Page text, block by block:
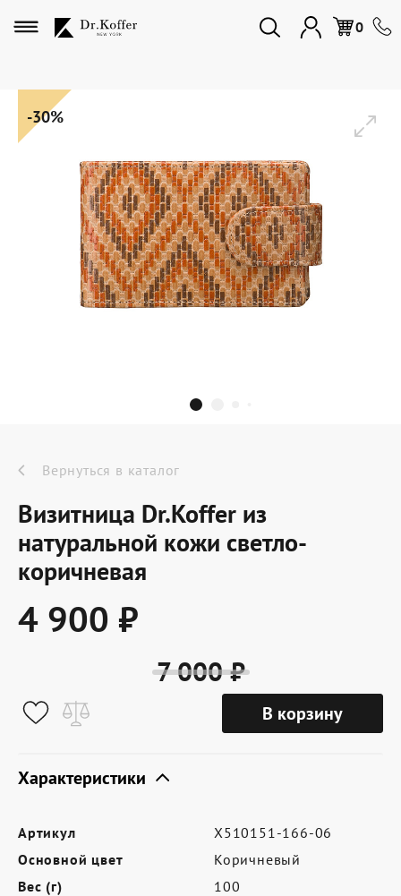
0
Избранное
Дорожная коллекция
Мужская коллекция
Женская коллекция
Подарки и сувениры
Dr.Koffer Outlet
Новинки
Акции
Условия доставки
Сертификат Dr.Koffer
Партнерам
Контакты
-30%
Вернуться в каталог
Визитница Dr.Koffer из
натуральной кожи светло-
коричневая
4 900 ₽
7 000 ₽
В корзину
Характеристики
Артикул
X510151-166-06
Основной цвет
Коричневый
Вес (г)
100